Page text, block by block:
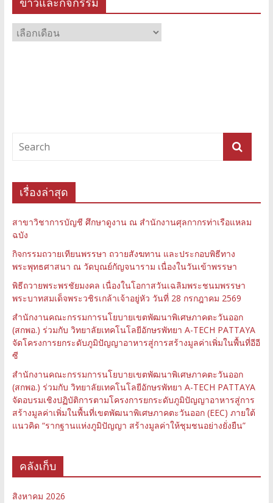
ข่าว
และ
เรื่องล่าสุด
สาขาวิชาการบัญชี ศึกษาดูงาน ณ สำนักงานศุลกากรท่าเรือแหลม
ฉบัง
กิจกรรมถวายเทียนพรรษา ถวายสังฆทาน และประกอบพิธีทาง
พระพุทธศาสนา ณ วัดบุณย์กัญจนาราม เนื่องในวันเข้าพรรษา
พิธีถวายพระพรชัยมงคล เนื่องในโอกาสวันเฉลิมพระชนมพรรษา
พระบาทสมเด็จพระวชิรเกล้าเจ้าอยู่หัว วันที่ 28 กรกฎาคม 2569
สำนักงานคณะกรรมการนโยบายเขตพัฒนาพิเศษภาคตะวันออก
(สกพอ.) ร่วมกับ วิทยาลัยเทคโนโลยีอักษรพัทยา A-TECH PATTAYA
จัดโครงการยกระดับภูมิปัญญาอาหารสู่การสร้างมูลค่าเพิ่มในพื้นที่อีอี
ซี
สำนักงานคณะกรรมการนโยบายเขตพัฒนาพิเศษภาคตะวันออก
(สกพอ.) ร่วมกับ วิทยาลัยเทคโนโลยีอักษรพัทยา A-TECH PATTAYA
จัดอบรมเชิงปฏิบัติการตามโครงการยกระดับภูมิปัญญาอาหารสู่การ
สร้างมูลค่าเพิ่มในพื้นที่เขตพัฒนาพิเศษภาคตะวันออก (EEC) ภายใต้
แนวคิด “รากฐานแห่งภูมิปัญญา สร้างมูลค่าให้ชุมชนอย่างยั่งยืน”
คลังเก็บ
สิงหาคม 2026